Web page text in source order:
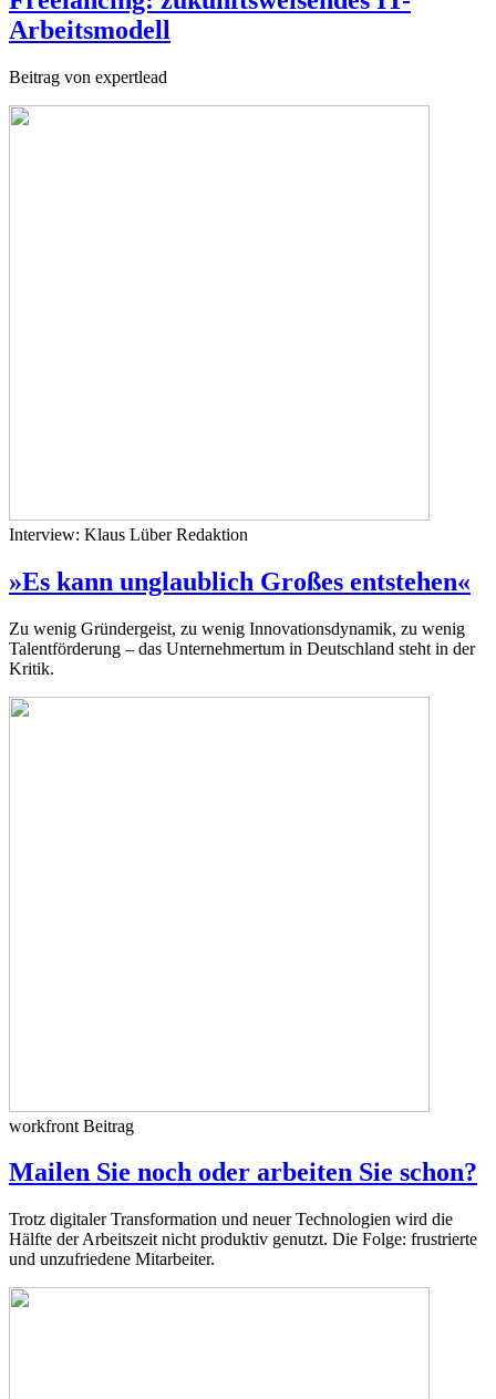
Arbeitsmodell
Beitrag von expertlead
Interview: Klaus LüberRedaktion
»Es kann unglaublich Großes entstehen«
Zu wenig Gründergeist, zu wenig Innovationsdynamik, zu wenig
Talentförderung – das Unternehmertum in Deutschland steht in der
Kritik.
workfront Beitrag
Mailen Sie noch oder arbeiten Sie schon?
Trotz digitaler Transformation und neuer Technologien wird die
Hälfte der Arbeitszeit nicht produktiv genutzt. Die Folge: frustrierte
und unzufriedene Mitarbeiter.